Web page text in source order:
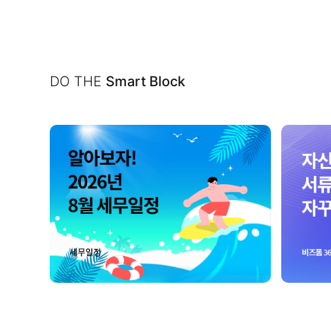
DO THE Smart Block